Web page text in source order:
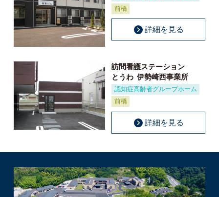
前橋
詳細を見る
訪問看護ステーション
とうわ 伊勢崎西事業所
認知症高齢者グループホーム
前橋
詳細を見る